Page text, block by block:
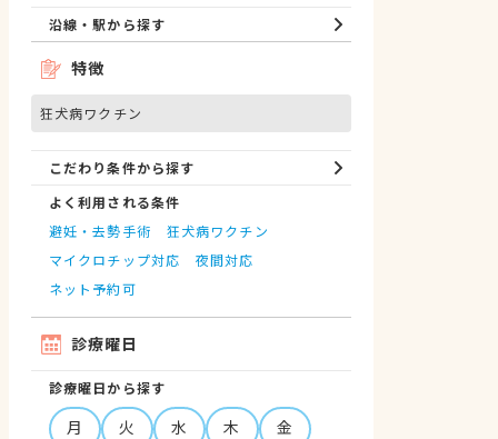
沿線・駅から探す
特徴
狂犬病ワクチン
こだわり条件から探す
よく利用される条件
避妊・去勢手術
狂犬病ワクチン
マイクロチップ対応
夜間対応
ネット予約可
診療曜日
診療曜日から探す
月 火 水 木
金